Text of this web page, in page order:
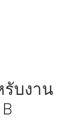
รับงาน